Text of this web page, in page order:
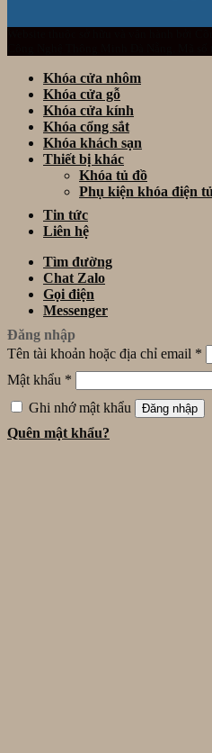
Khóa cửa nhôm
Khóa cửa gỗ
Khóa cửa kính
Khóa cổng sắt
Khóa khách sạn
Thiết bị khác
Khóa tủ đồ
Phụ kiện khóa điện
Tin tức
Liên hệ
Tìm đường
Chat Zalo
Gọi điện
Messenger
Đăng nhập
Tên tài khoản hoặc địa chỉ email *
Mật khẩu *
Ghi nhớ mật khẩu
Đăng nhập
Quên mật khẩu?